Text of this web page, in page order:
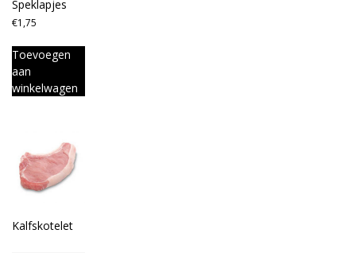
Speklapjes
€1,75
Toevoegen
aan
winkelwagen
Kalfskotelet